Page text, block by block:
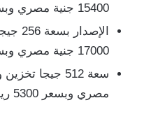
15400 جنية مصري وبسعر 3800 ريال سعودي.
17000 جنية مصري وبسعر 4300 ريال سعودي.
مصري وبسعر 5300 ريال سعودي.